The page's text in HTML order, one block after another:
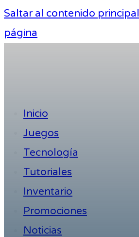
Saltar al contenido principal
página
Inicio
Juegos
Tecnología
Tutoriales
Inventario
Promociones
Noticias